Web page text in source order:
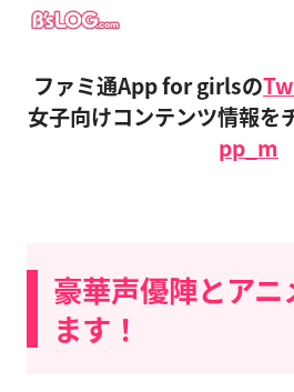
ファミ通App for girlsの
女子向けコンテンツ情報を
pp_m
豪華声優陣とア
ます！